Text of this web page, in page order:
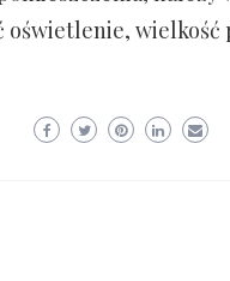
oświetlenie,